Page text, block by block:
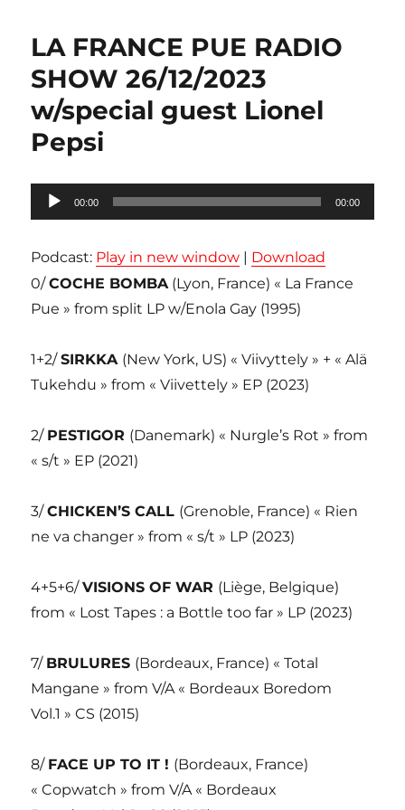
LA FRANCE PUE RADIO
SHOW 26/12/2023
w/special guest Lionel
Pepsi
Lecteur
audio
00:00 00:00
Podcast: Play in new window | Download
0/COCHE BOMBA(Lyon, France) « La France
Pue » from split LP w/Enola Gay (1995)
1+2/SIRKKA (New York, US) « Viivyttely » + « Alä
Tukehdu » from « Viivettely » EP (2023)
2/ PESTIGOR (Danemark) « Nurgle’s Rot » from
« s/t » EP (2021)
3/CHICKEN’S CALL (Grenoble, France) « Rien
ne va changer » from « s/t » LP (2023)
4+5+6/VISIONS OF WAR (Liège, Belgique)
from « Lost Tapes : a Bottle too far » LP (2023)
7/ BRULURES (Bordeaux, France) « Total
Mangane » from V/A « Bordeaux Boredom
Vol.1 » CS (2015)
8/ FACE UP TO IT ! (Bordeaux, France)
« Copwatch » from V/A « Bordeaux